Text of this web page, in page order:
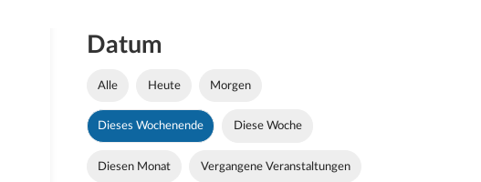
Datum
Alle Heute Morgen
Dieses Wochenende Diese Woche
Diesen Monat Vergangene Veranstaltungen